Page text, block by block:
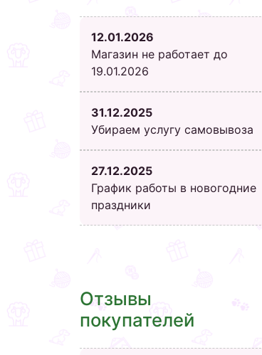
12.01.2026
Магазин не работает до
19.01.2026
31.12.2025
Убираем услугу самовывоза
27.12.2025
График работы в новогодние
праздники
Отзывы
покупателей